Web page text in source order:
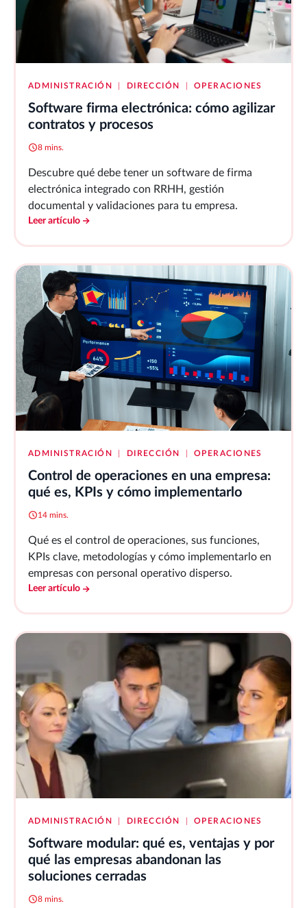
ADMINISTRACIÓN DIRECCIÓN OPERACIONES
Software firma electrónica: cómo agilizar
contratos y procesos
8 mins.
Descubre qué debe tener un software de firma
electrónica integrado con RRHH, gestión
documental y validaciones para tu empresa.
Leer artículo
ADMINISTRACIÓN DIRECCIÓN OPERACIONES
Control de operaciones en una empresa:
qué es, KPIs y cómo implementarlo
14 mins.
Qué es el control de operaciones, sus funciones,
KPIs clave, metodologías y cómo implementarlo en
empresas con personal operativo disperso.
Leer artículo
ADMINISTRACIÓN DIRECCIÓN OPERACIONES
Software modular: qué es, ventajas y por
qué las empresas abandonan las
soluciones cerradas
8 mins.